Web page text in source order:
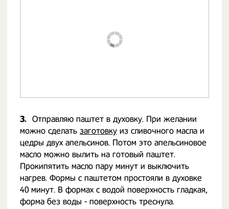
3. Отправляю паштет в духовку. При желании
можно сделать заготовку из сливочного масла и
цедры двух апельсинов. Потом это апельсиновое
масло можно вылить на готовый паштет.
Прокипятить масло пару минут и выключить
нагрев. Формы с паштетом простояли в духовке
40 минут. В формах с водой поверхность гладкая,
форма без воды - поверхность треснула.